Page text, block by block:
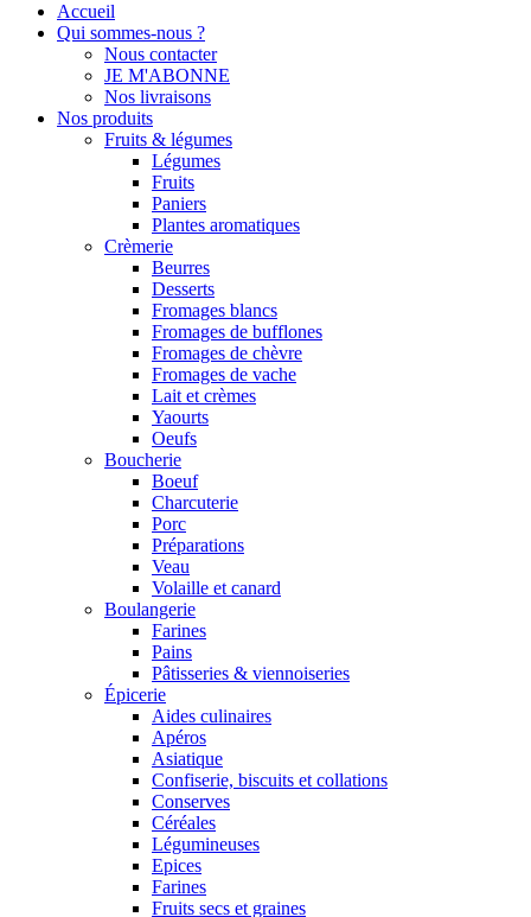
Accueil
Qui sommes-nous ?
Nous contacter
JE M'ABONNE
Nos livraisons
Nos produits
Fruits & légumes
Légumes
Fruits
Paniers
Plantes aromatiques
Crèmerie
Beurres
Desserts
Fromages blancs
Fromages de bufflones
Fromages de chèvre
Fromages de vache
Lait et crèmes
Yaourts
Oeufs
Boucherie
Boeuf
Charcuterie
Porc
Préparations
Veau
Volaille et canard
Boulangerie
Farines
Pains
Pâtisseries & viennoiseries
Épicerie
Aides culinaires
Apéros
Asiatique
Confiserie, biscuits et collations
Conserves
Céréales
Légumineuses
Epices
Farines
Fruits secs et graines